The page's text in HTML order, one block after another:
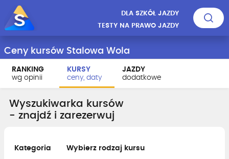
DLA SZKÓŁ JAZDY
TESTY NA PRAWO JAZDY
Ceny kursów Stalowa Wola
RANKING
wg opinii
KURSY
ceny, daty
JAZDY
dodatkowe
Wyszukiwarka kursów
- znajdź i zarezerwuj
Kategoria Wybierz rodzaj kursu